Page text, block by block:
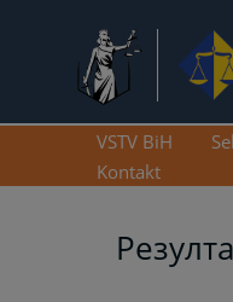
VSTV BiH
Kontakt